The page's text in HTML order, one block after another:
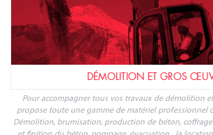
DÉMOLITION ET GROS
Pour accompagner tous vos travaux de démolition
propose toute une gamme de matériel professionnel
Démolition, brumisation, production de béton,